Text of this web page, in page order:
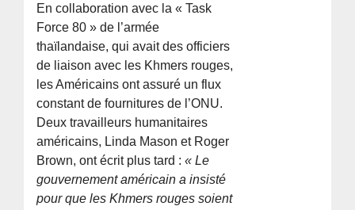
En collaboration avec la « Task
Force 80 » de l’armée
thaïlandaise, qui avait des officiers
de liaison avec les Khmers rouges,
les Américains ont assuré un flux
constant de fournitures de l’ONU.
Deux travailleurs humanitaires
américains, Linda Mason et Roger
Brown, ont écrit plus tard :« Le
gouvernement américain a insisté
pour que les Khmers rouges soient